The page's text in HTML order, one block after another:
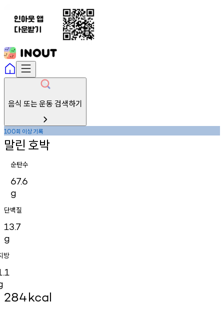
음식 또는 운동 검색하기
100회 이상기록
말린 호박
순탄수
67.6
g
단백질
13.7
g
방
284kcal